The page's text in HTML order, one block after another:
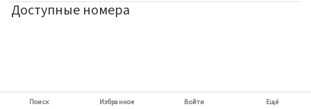
Доступные номера
Поиск Избранное Войти Ещё